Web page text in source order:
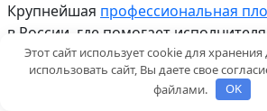
Крупнейшая профессиональная
в России, где помогает
сфере HR-услуг удобно находить
Что за исполнители HR-
Этот сайт использует cookie для
использовать сайт, Вы даете свое
файлами.
OK